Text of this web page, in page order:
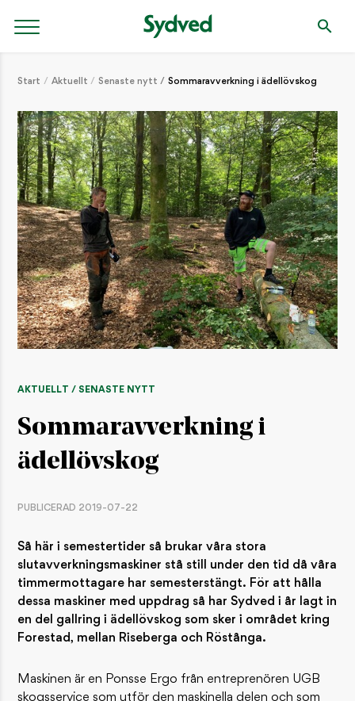
Start Aktuellt Senaste nytt Sommaravverkning i ädellövskog
AKTUELLT / SENASTE NYTT
Sommaravverkning i
ädellövskog
PUBLICERAD 2019-07-22
Så här i semestertider så brukar våra stora
slutavverkningsmaskiner stå still under den tid då våra
timmermottagare har semesterstängt. För att hålla
dessa maskiner med uppdrag så har Sydved i år lagt in
en del gallring i ädellövskog som sker i området kring
Forestad, mellan Riseberga och Röstånga.
Maskinen är en Ponsse Ergo från entreprenören UGB
skogsservice som utför den maskinella delen och som